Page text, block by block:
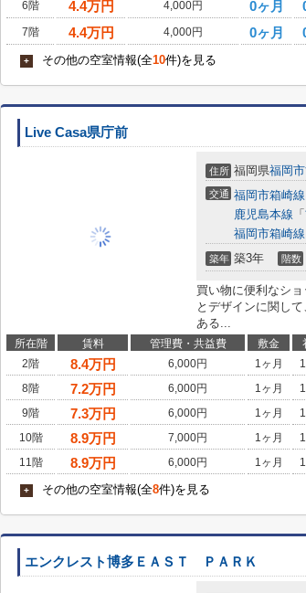
6階
4.4万円 4,000円 0ヶ月
7階
4.4万円 4,000円 0ヶ月
+ その他の空室情報(全10件)を見る
Live Casa県庁前
住所 福岡県福岡
交通 福岡市箱崎線
鹿児島本線 「
福岡市箱崎線
築年 築3年 階数
買い物に便利なシ
とデザインに関し
ある...
所在階 賃料 管理費・共益費 敷金
2階
8.4万円 6,000円 1ヶ月
8階
7.2万円 6,000円 1ヶ月
9階
7.3万円 6,000円 1ヶ月
10階
8.9万円 7,000円 1ヶ月
11階
8.9万円 6,000円 1ヶ月
+ その他の空室情報(全8件)を見る
エンクレスト博多ＥＡＳＴ ＰＡＲＫ